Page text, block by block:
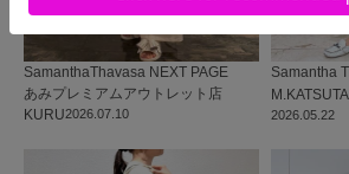
2026.07.10
SamanthaThavasa NEXT PAGE
あみプレミアムアウトレット店
KURU
2026.05.22
Samantha
M.KATSUTA